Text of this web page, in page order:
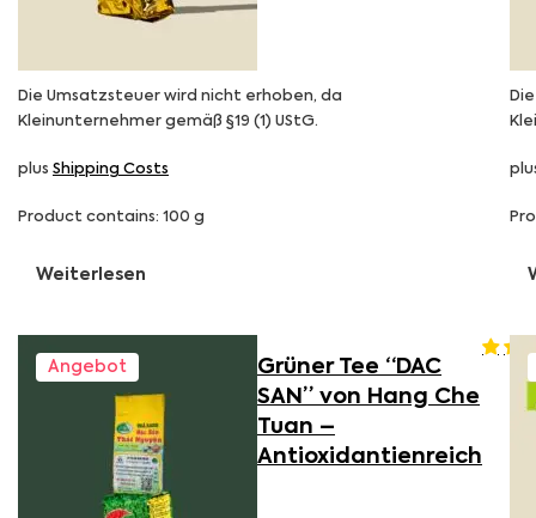
Die Umsatzsteuer wird nicht erhoben, da
Kleinunternehmer gemäß §19 (1) UStG.
plus Shipping Costs
Product contains: 100 g
Weiterlesen
Angebot
Grüner Tee “DAC
SAN” von Hang Che
Tuan –
Antioxidantienreich